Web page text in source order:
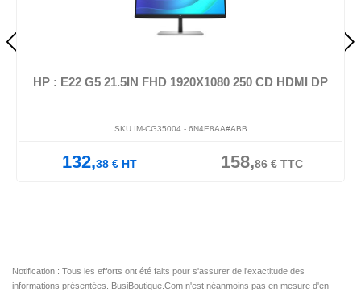
HP : E22 G5 21.5IN FHD 1920X1080 250 CD HDMI DP
SKU IM-CG35004 - 6N4E8AA#ABB
132,38 € HT 158,86€TTC
Notification : Tous les efforts ont été faits pour s'assurer de l'exactitude des
informations présentées. BusiBoutique.Com n'est néanmoins pas en mesure d'en